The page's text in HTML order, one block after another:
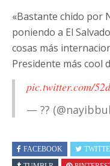
«Bastante chido por
poniendo a El
cosas más
Presidente más cool
pic.twitter.com/
— ??
FACEBOOK